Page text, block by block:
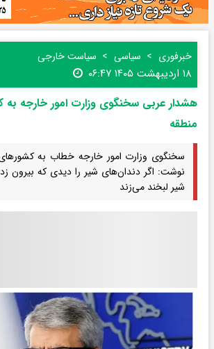
خبرفوری سیاسی سیاست خارجی
۱۸ اردیبهشت ۱۴۰۵ ۰۶:۴۷
هشدار عربی سخنگوی وزارت امور خارجه به
منطقه
سخنگوی وزارت امور خارجه خطاب به
نوشت: اگر دندان‌های شیر را دیدی که بیرون
شیر لبخند می‌زند